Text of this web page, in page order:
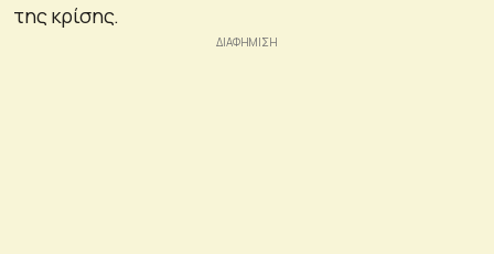
της κρίσης.